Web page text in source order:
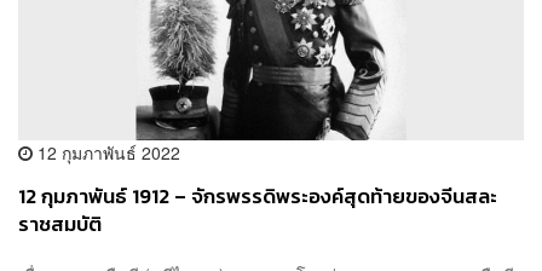
12 กุมภาพันธ์ 2022
12 กุมภาพันธ์ 1912 – จักรพรรดิพระองค์สุดท้ายของจีนสละ
ราชสมบัติ